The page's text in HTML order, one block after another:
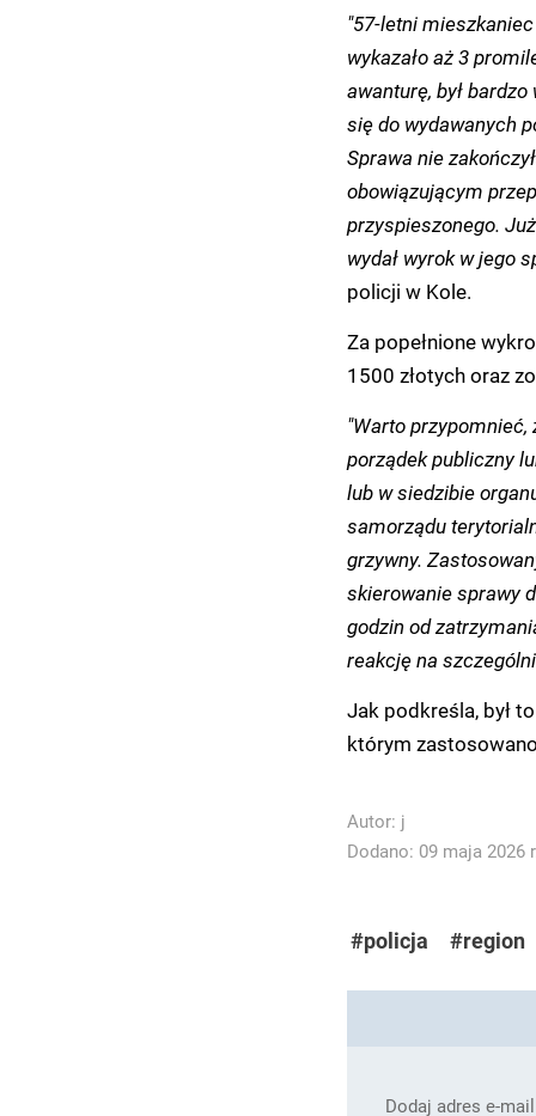
"57-letni
wykazało aż 3
awanturę, był
się do wydawanych
Sprawa nie
obowiązującym
przyspieszonego.
wydał wyrok w jego
policji w Kole.
Za popełnione
1500 złotych oraz
"Warto przypomnieć,
porządek publiczny
lub w siedzibie
samorządu
grzywny.
skierowanie sprawy
godzin od
reakcję na
Jak podkreśla, był
którym
Autor: j
Dodano: 09 maja 2026
#policja #region
Dodaj adres e-